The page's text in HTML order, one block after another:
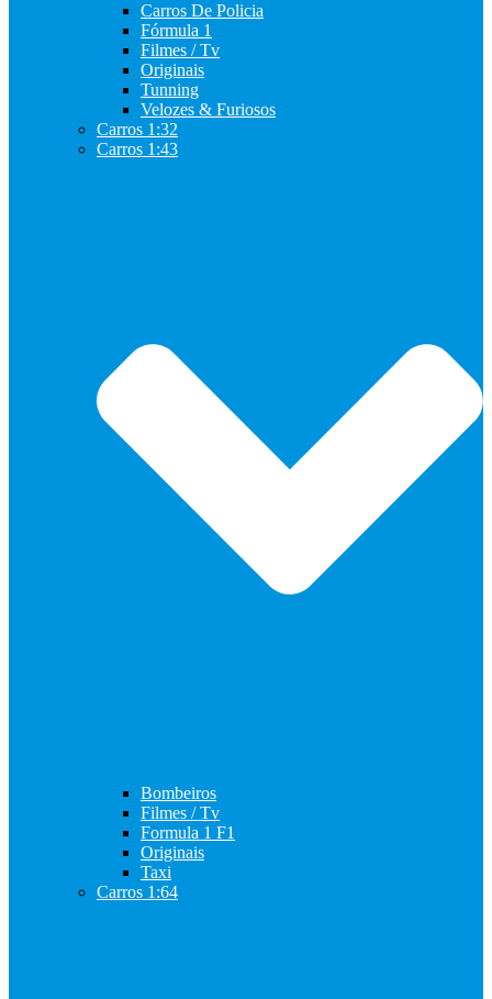
Carros De Policia
Fórmula 1
Filmes / Tv
Originais
Tunning
Velozes & Furiosos
Carros 1:32
Carros 1:43
Bombeiros
Filmes / Tv
Formula 1 F1
Originais
Taxi
Carros 1:64